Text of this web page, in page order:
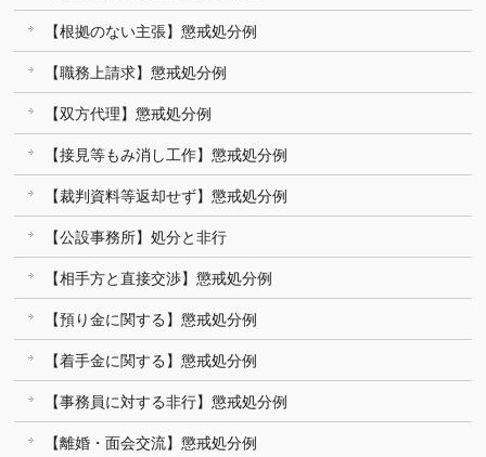
【根拠のない主張】懲戒処分例
【職務上請求】懲戒処分例
【双方代理】懲戒処分例
【接見等もみ消し工作】懲戒処分例
【裁判資料等返却せず】懲戒処分例
【公設事務所】処分と非行
【相手方と直接交渉】懲戒処分例
【預り金に関する】懲戒処分例
【着手金に関する】懲戒処分例
【事務員に対する非行】懲戒処分例
【離婚・面会交流】懲戒処分例